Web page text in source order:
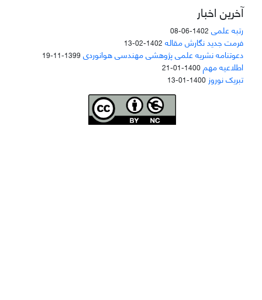
آخرین اخبار
رتبه علمی 1402-06-08
فرمت جدید نگارش مقاله 1402-02-13
دعوتنامه نشریه علمی پژوهشی مهندسی هوانوردی1399-11-19
اطلاعیه مهم1400-01-21
تبریک نوروز 1400-01-13